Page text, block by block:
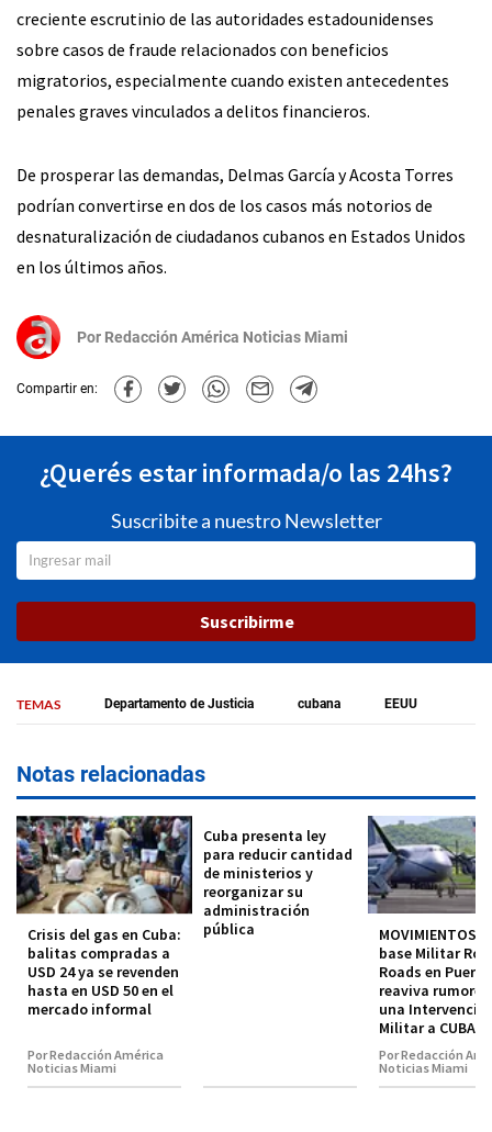
creciente escrutinio de las autoridades estadounidenses
sobre casos de fraude relacionados con beneficios
migratorios, especialmente cuando existen antecedentes
penales graves vinculados a delitos financieros.
De prosperar las demandas, Delmas García y Acosta Torres
podrían convertirse en dos de los casos más notorios de
desnaturalización de ciudadanos cubanos en Estados Unidos
en los últimos años.
Por Redacción América Noticias Miami
Compartir en:
¿Querés estar informada/o las 24hs?
Suscribite a nuestro Newsletter
Suscribirme
TEMAS Departamento de Justicia cubana EEUU
Notas relacionadas
Crisis del gas en Cuba:
balitas compradas a
USD 24 ya se revenden
hasta en USD 50 en el
mercado informal
Por Redacción América
Noticias Miami
Cuba presenta ley
para reducir cantidad
de ministerios y
reorganizar su
administración
pública
MOVIMIENTOS
base Militar
Roads en
reaviva
una
Militar a CUBA
Por Redacción
Noticias Miami